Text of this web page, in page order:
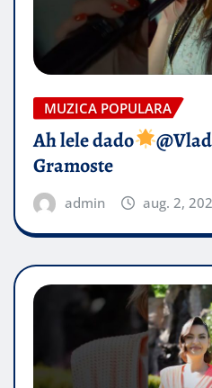
MUZICA POPULARA
Ah lele dado​
Gramoste
admin aug. 2,